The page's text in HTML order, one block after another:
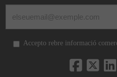
Accepto rebre informació